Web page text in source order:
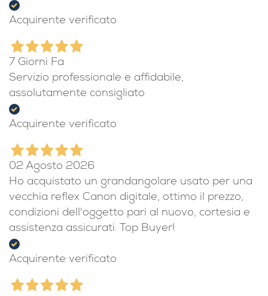
Acquirente verificato
7 Giorni Fa
Servizio professionale e affidabile,
assolutamente consigliato
Acquirente verificato
02 Agosto 2026
Ho acquistato un grandangolare usato per una
vecchia reflex Canon digitale, ottimo il prezzo,
condizioni dell'oggetto pari al nuovo, cortesia e
assistenza assicurati. Top Buyer!
Acquirente verificato